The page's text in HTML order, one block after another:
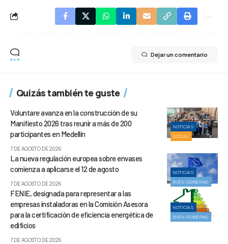
Dejar un comentario
Quizás también te guste
NOTICIAS
SOCIAL
Voluntare avanza en la construcción de su
Manifiesto 2026 tras reunir a más de 200
participantes en Medellín
7 DE AGOSTO DE 2026
NOTICIAS
BUEN GOBIERNO
La nueva regulación europea sobre envases
comienza a aplicarse el 12 de agosto
7 DE AGOSTO DE 2026
NOTICIAS
BUEN GOBIERNO
FENIE, designada para representar a las
empresas instaladoras en la Comisión Asesora
para la certificación de eficiencia energética de
edificios
7 DE AGOSTO DE 2026